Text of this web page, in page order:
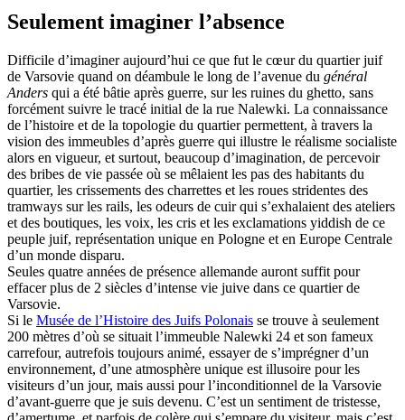
Seulement imaginer l’absence
Difficile d’imaginer aujourd’hui ce que fut le cœur du quartier juif
de Varsovie quand on déambule le long de l’avenue du général
Anders qui a été bâtie après guerre, sur les ruines du ghetto, sans
forcément suivre le tracé initial de la rue Nalewki. La connaissance
de l’histoire et de la topologie du quartier permettent, à travers la
vision des immeubles d’après guerre qui illustre le réalisme socialiste
alors en vigueur, et surtout, beaucoup d’imagination, de percevoir
des bribes de vie passée où se mêlaient les pas des habitants du
quartier, les crissements des charrettes et les roues stridentes des
tramways sur les rails, les odeurs de cuir qui s’exhalaient des ateliers
et des boutiques, les voix, les cris et les exclamations yiddish de ce
peuple juif, représentation unique en Pologne et en Europe Centrale
d’un monde disparu.
Seules quatre années de présence allemande auront suffit pour
effacer plus de 2 siècles d’intense vie juive dans ce quartier de
Varsovie.
Si le Musée de l’Histoire des Juifs Polonais se trouve à seulement
200 mètres d’où se situait l’immeuble Nalewki 24 et son fameux
carrefour, autrefois toujours animé, essayer de s’imprégner d’un
environnement, d’une atmosphère unique est illusoire pour les
visiteurs d’un jour, mais aussi pour l’inconditionnel de la Varsovie
d’avant-guerre que je suis devenu. C’est un sentiment de tristesse,